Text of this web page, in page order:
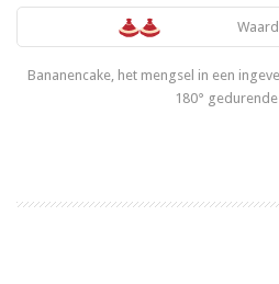
Bananencake, het mengsel in een
180°